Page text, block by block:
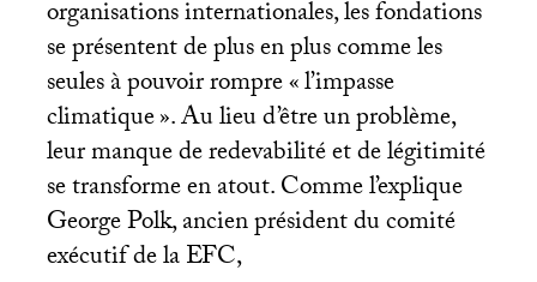
organisations internationales, les fondations
se présentent de plus en plus comme les
seules à pouvoir rompre «l’impasse
climatique». Au lieu d’être un problème,
leur manque de redevabilité et de légitimité
se transforme en atout. Comme l’explique
George Polk, ancien président du comité
exécutif de laEFC,